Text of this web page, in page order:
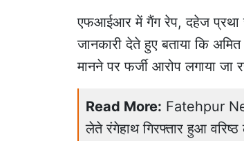
एफआईआर में गैंग रेप, दहेज प्रथा
जानकारी देते हुए बताया कि
मानने पर फर्जी आरोप लगाया जा
Read More: Fatehpur
लेते रंगेहाथ गिरफ्तार हुआ वरिष्ठ